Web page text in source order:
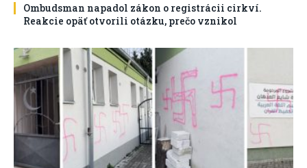
Ombudsman napadol zákon o registrácii cirkví.
Reakcie opäť otvorili otázku, prečo vznikol